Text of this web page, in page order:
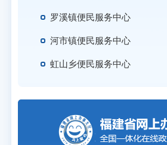
罗溪镇便民服务中心
河市镇便民服务中心
虹山乡便民服务中心